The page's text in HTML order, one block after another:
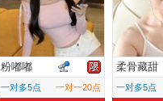
粉嘟嘟
一对多5点 一对一20点
柔骨藏甜
一对多5点